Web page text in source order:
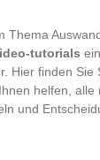
Thema
tutorials ein
Hier finden Sie
helfen, alle
und